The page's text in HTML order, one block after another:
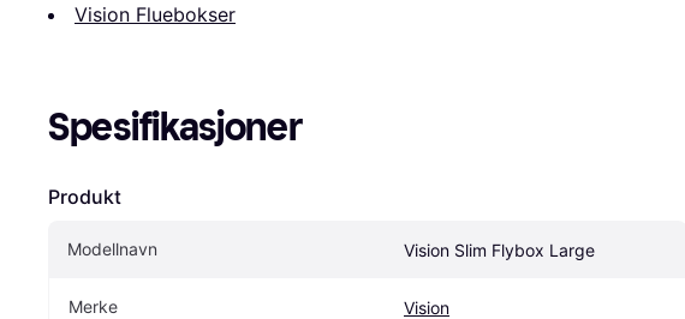
Vision Fluebokser
Spesifikasjoner
Produkt
Modellnavn Vision Slim Flybox Large
Merke Vision